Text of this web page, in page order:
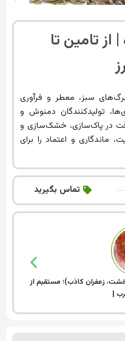
تامین تا
سبز، معطر و فرآوری
تولیدکنندگان دمنوش و
در پاک‌سازی، خشک‌سازی و
ماندگاری و اعتماد را برای
تماس بگیرید
زعفران کاذب)؛ مستقیم از
|